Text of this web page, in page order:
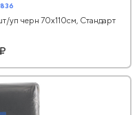
уп черн 70х110см, Стандарт